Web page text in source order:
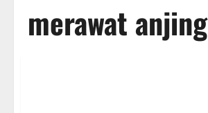
merawat anjing